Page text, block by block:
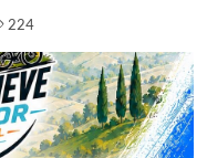
224